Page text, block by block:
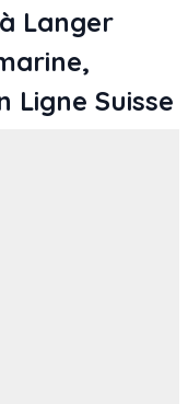
Langer
Ligne Suisse